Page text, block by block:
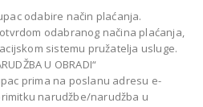
odabire način plaćanja.
odabranog načina plaćanja,
sistemu pružatelja usluge.
U OBRADI“
prima na poslanu adresu e-
narudžbe/narudžba u